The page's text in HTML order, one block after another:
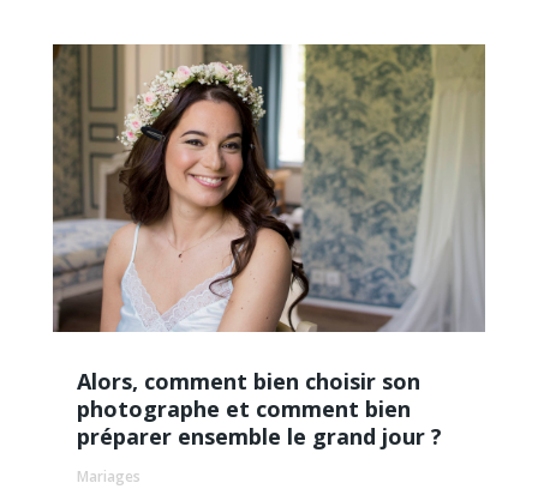
Alors, comment bien choisir son
photographe et comment bien
préparer ensemble le grand jour ?
Mariages